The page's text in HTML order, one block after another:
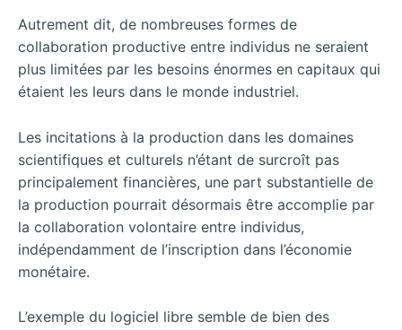
Autrement dit, de nombreuses formes de
collaboration productive entre individus ne seraient
plus limitées par les besoins énormes en capitaux qui
étaient les leurs dans le monde industriel.
Les incitations à la production dans les domaines
scientifiques et culturels n’étant de surcroît pas
principalement financières, une part substantielle de
la production pourrait désormais être accomplie par
la collaboration volontaire entre individus,
indépendamment de l’inscription dans l’économie
monétaire.
L’exemple du logiciel libre semble de bien des